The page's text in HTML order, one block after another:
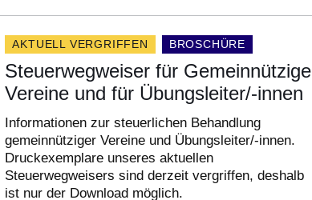
AKTUELL VERGRIFFEN DOKUMENTENART:
BROSCHÜRE
Steuerwegweiser für Gemeinnützige
Vereine und für Übungsleiter/-innen
Informationen zur steuerlichen Behandlung
gemeinnütziger Vereine und Übungsleiter/-innen.
Druckexemplare unseres aktuellen
Steuerwegweisers sind derzeit vergriffen, deshalb
ist nur der Download möglich.